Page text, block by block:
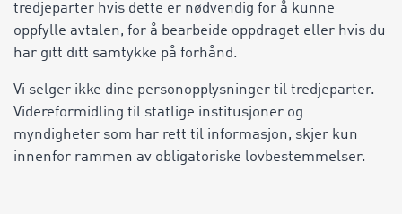
tredjeparter hvis dette er nødvendig for å kunne
oppfylle avtalen, for å bearbeide oppdraget eller hvis du
har gitt ditt samtykke på forhånd.
Vi selger ikke dine personopplysninger til tredjeparter.
Videreformidling til statlige institusjoner og
myndigheter som har rett til informasjon, skjer kun
innenfor rammen av obligatoriske lovbestemmelser.